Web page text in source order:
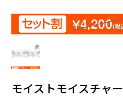
モイストモイスチャー